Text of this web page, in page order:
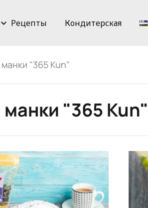
Рецепты Кондитерская
манки "365 Kun"
манки "365 Kun"